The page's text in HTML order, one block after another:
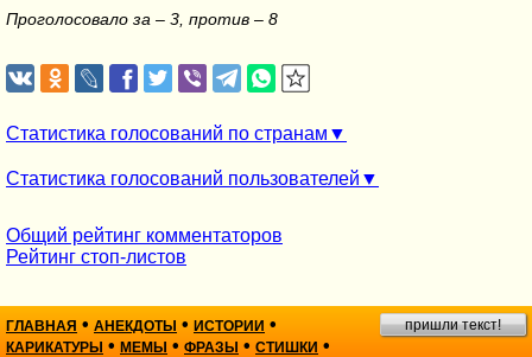
Проголосовало за – 3, против – 8
Статистика голосований по странам
Статистика голосований пользователей
Общий рейтинг комментаторов
Рейтинг стоп-листов
ГЛАВНАЯ • АНЕКДОТЫ • ИСТОРИИ •
КАРИКАТУРЫ • МЕМЫ • ФРАЗЫ • СТИШКИ •
пришли текст!